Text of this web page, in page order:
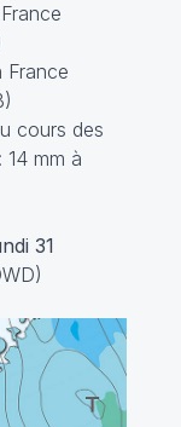
France
cours des
mm à
31